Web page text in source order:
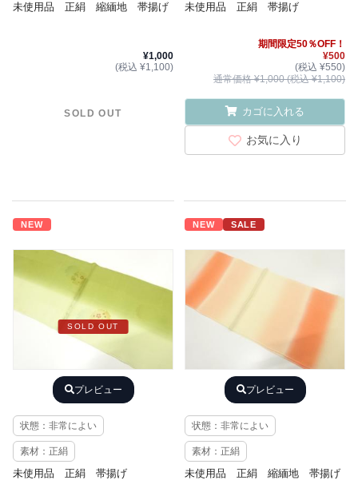
未使用品 正絹 縮緬地 帯揚げ
¥1,000
(税込 ¥1,100)
SOLD OUT
未使用品 正絹 帯揚げ
期間限定50％OFF！
¥500
(税込 ¥550)
通常価格 ¥1,000 (税込 ¥1,100)
カゴに入れる
お気に入り
NEW
SOLD OUT
プレビュー
状態：非常によい
素材：正絹
未使用品 正絹 帯揚げ
NEW SALE
プレビュー
状態：非常によい
素材：正絹
未使用品 正絹 縮緬地 帯揚げ